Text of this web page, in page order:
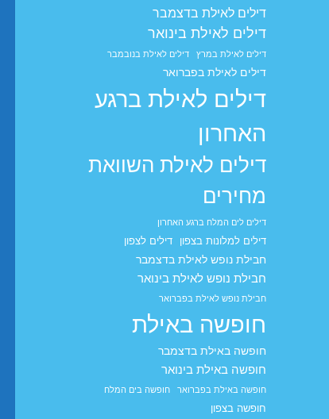
דילים לאילת בדצמבר
דילים לאילת בינואר
דילים לאילת במרץ דילים לאילת בנובמבר
דילים לאילת בפברואר
דילים לאילת ברגע
האחרון
דילים לאילת השוואת
מחירים
דילים לים המלח ברגע האחרון
דילים למלונות בצפון דילים לצפון
חבילת נופש לאילת בדצמבר
חבילת נופש לאילת בינואר
חבילת נופש לאילת בפברואר
חופשה באילת
חופשה באילת בדצמבר
חופשה באילת בינואר
חופשה באילת בפברואר חופשה בים המלח
חופשה בצפון